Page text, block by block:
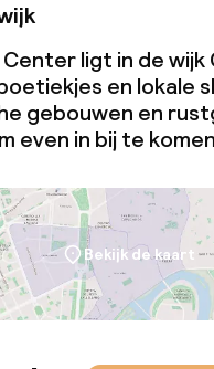
ligt in de wijk
en lokale
gebouwen en
even in bij te
Bekijk de kaart